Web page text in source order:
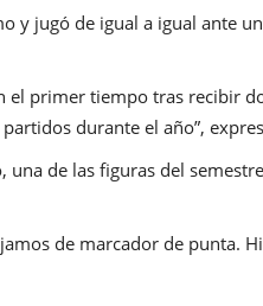
y jugó de igual a igual ante
el primer tiempo tras recibir
durante el año”,
una de las figuras del
de marcador de punta.